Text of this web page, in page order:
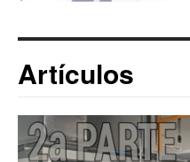
Artículos